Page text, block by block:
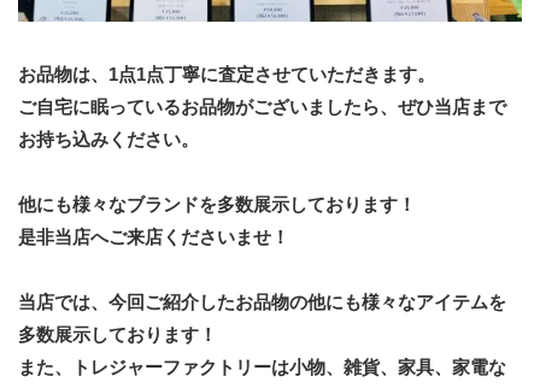
お品物は、1点1点丁寧に査定させていただきます。
ご自宅に眠っているお品物がございましたら、ぜひ当店まで
お持ち込みください。
他にも様々なブランドを多数展示しております！
是非当店へご来店くださいませ！
当店では、今回ご紹介したお品物の他にも様々なアイテムを
多数展示しております！
﻿また、トレジャーファクトリーは小物、雑貨、家具、家電な